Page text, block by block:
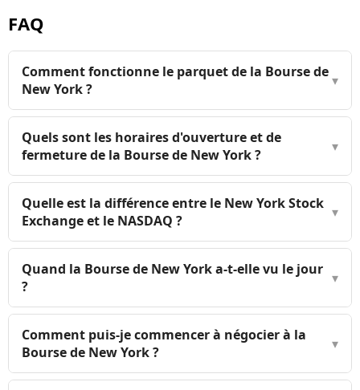
FAQ
Comment fonctionne le parquet de la Bourse de
New York ?
▾
Quels sont les horaires d'ouverture et de
fermeture de la Bourse de New York ?
▾
Quelle est la différence entre le New York Stock
Exchange et le NASDAQ ?
▾
Quand la Bourse de New York a-t-elle vu le jour
?
▾
Comment puis-je commencer à négocier à la
Bourse de New York ?
▾